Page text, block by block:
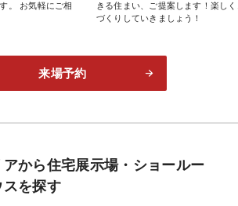
。 お気軽にご相
きる住まい、ご提案します！楽し
づくりしていきましょう！
来場予約
から住宅展示場・ショールー
スを探す